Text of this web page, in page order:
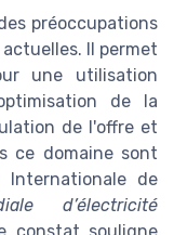
préoccupations
Il permet
une utilisation
de la
de l'offre et
ce domaine sont
Internationale de
d’électricité